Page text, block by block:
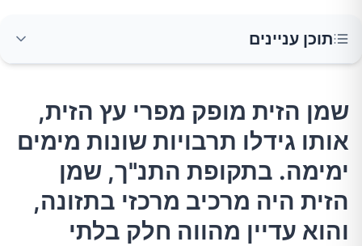
תוכן עניינים
שונות מימים ימימה. בתקופת התנ"ך, שמן הזית
היה מרכיב מרכזי בתזונה, והוא עדיין מהווה חלק
בלתי נפרד בתזונה הים תיכונית, שהיא בעלת ערך
תזונה גבוה מאוד. קראו על היתרונות המדהימים
של שמן הזית.
שמן הזית מופק מפרי עץ הזית,
אותו גידלו תרבויות שונות מימים
ימימה. בתקופת התנ"ך, שמן
הזית היה מרכיב מרכזי בתזונה,
והוא עדיין מהווה חלק בלתי